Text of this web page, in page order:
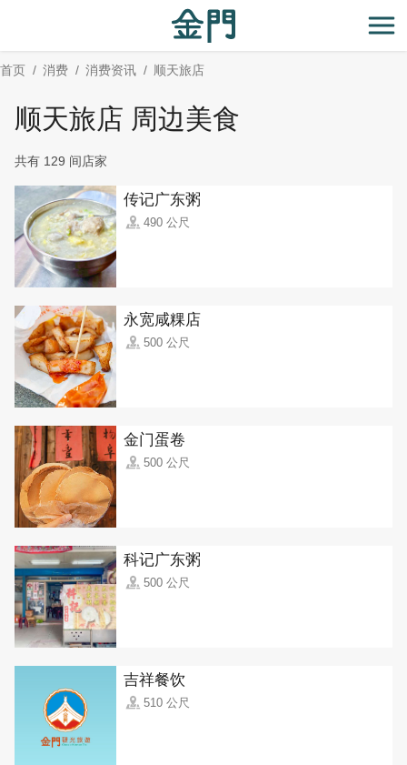
主
要
开
首页 消费 消费资讯 顺天旅店
顺天旅店 周边美食
共有 129 间店家
传记广东粥
490 公尺
永宽咸粿店
500 公尺
金门蛋卷
500 公尺
科记广东粥
500 公尺
吉祥餐饮
510 公尺